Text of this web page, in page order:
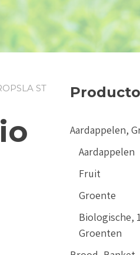
ST
Aardappelen,
Aardappelen
Fruit
Groente
Biologische,
Groenten